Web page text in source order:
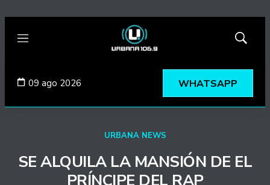
Menú
Mostrar
09 ago 2026 WHATSAPP
URBANA NEWS
SE ALQUILA LA MANSIÓN DE EL
PRÍNCIPE DEL RAP